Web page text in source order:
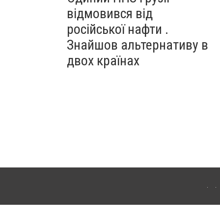
відмовився від
російської нафти .
Знайшов альтернативу в
двох країнах